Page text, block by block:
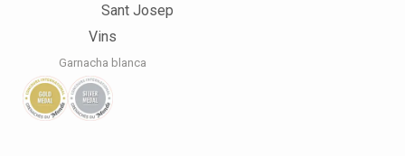
Sant Josep
Vins
Garnacha blanca